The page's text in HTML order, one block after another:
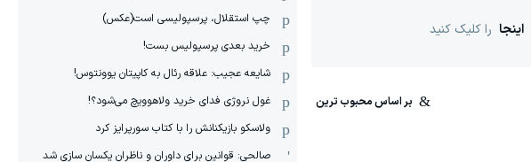
اینجا را کلیک کنید
چپ استقلال، پرسپولیسی است(عکس)
خرید بعدی پرسپولیس بست!
شایعه عجیب: علاقه رئال به کاپیتان یوونتوس!
غول نروژی فدای خرید ولاهوویچ می‌شود؟!
ولاسکو بازیکنانش را با کتاب سورپرایز کرد
صالحی: قوانین برای داوران و ناظران یکسان سازی شد